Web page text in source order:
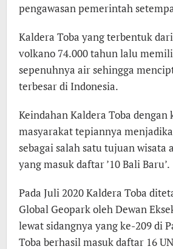
pengawasan pemerintah
Kaldera Toba yang terbentuk
volkano 74.000 tahun lalu
sepenuhnya air sehingga
terbesar di Indonesia.
Keindahan Kaldera Toba dengan
masyarakat tepiannya
sebagai salah satu tujuan wisata
yang masuk daftar ’10 Bali Baru’.
Pada Juli 2020 Kaldera Toba
Global Geopark oleh Dewan
lewat sidangnya yang ke-209 di
Toba berhasil masuk daftar 16